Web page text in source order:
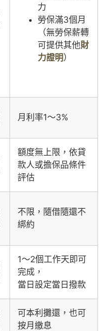
力
勞保滿3個月
（無勞保薪轉
可提供其他財
力證明）
月利率1～3%
額度無上限，依貸
款人或擔保品條件
評估
不限，隨借隨還不
綁約
1～2個工作天即可
完成，
當日設定當日撥款
可本利攤還，也可
按月繳息